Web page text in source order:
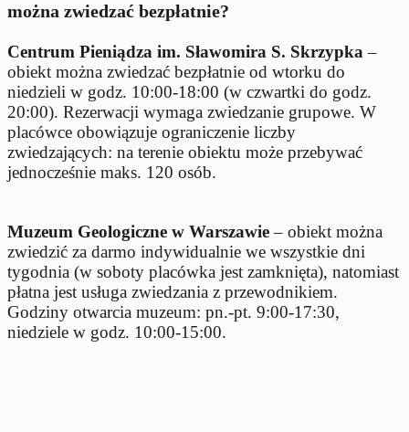
można zwiedzać bezpłatnie?
Centrum Pieniądza im. Sławomira S. Skrzypka–
obiekt można zwiedzać bezpłatnie od wtorku do
niedzieli w godz. 10:00-18:00 (w czwartki do godz.
20:00). Rezerwacji wymaga zwiedzanie grupowe. W
placówce obowiązuje ograniczenie liczby
zwiedzających: na terenie obiektu może przebywać
jednocześnie maks. 120 osób.
Muzeum Geologiczne w Warszawie– obiekt można
zwiedzić za darmo indywidualnie we wszystkie dni
tygodnia (w soboty placówka jest zamknięta), natomiast
płatna jest usługa zwiedzania z przewodnikiem.
Godziny otwarcia muzeum: pn.-pt. 9:00-17:30,
niedziele w godz. 10:00-15:00.